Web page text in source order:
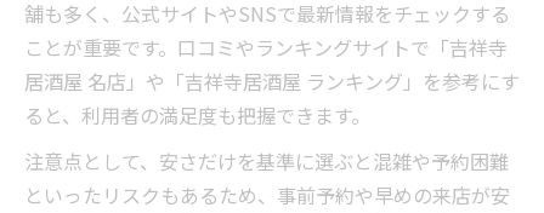
舗も多く、公式サイトやSNSで最新情報をチェックする
ことが重要です。口コミやランキングサイトで「吉祥寺
居酒屋 名店」や「吉祥寺居酒屋 ランキング」を参考にす
ると、利用者の満足度も把握できます。
注意点として、安さだけを基準に選ぶと混雑や予約困難
といったリスクもあるため、事前予約や早めの来店が安